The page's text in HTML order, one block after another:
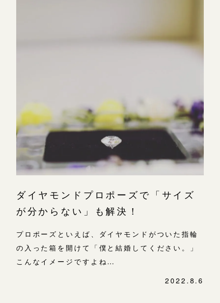
ダイヤモンドプロポーズで「サイズ
が分からない」も解決！
プロポーズといえば、ダイヤモンドがついた指輪
の入った箱を開けて「僕と結婚してください。」
こんなイメージですよね…
2022.8.6